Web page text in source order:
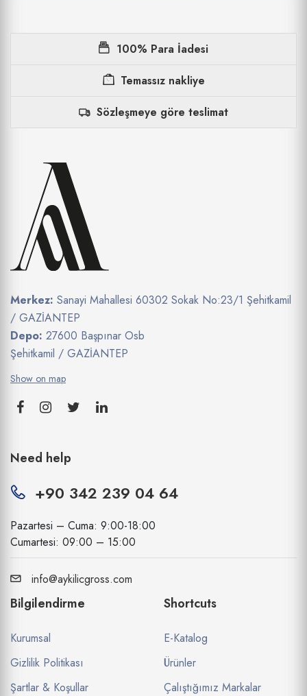
100% Para İadesi
Temassız nakliye
Sözleşmeye göre teslimat
Merkez: Sanayi Mahallesi 60302 Sokak No:23/1 Şehitkamil
/ GAZİANTEP
Depo: 27600 Başpınar Osb
Şehitkamil / GAZİANTEP
Show on map
Need help
+90 342 239 04 64
Pazartesi – Cuma: 9:00-18:00
Cumartesi: 09:00 – 15:00
info@aykilicgross.com
Bilgilendirme
Kurumsal
Gizlilik Politikası
Şartlar & Koşullar
Shortcuts
E-Katalog
Ürünler
Çalıştığımız Markalar